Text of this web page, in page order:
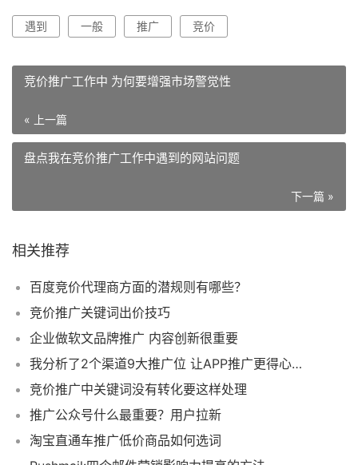
遇到 一般 推广 竞价
竞价推广工作中 为何要增强市场警觉性
« 上一篇
盘点我在竞价推广工作中遇到的网站问题
下一篇 »
相关推荐
百度竞价代理商方面的潜规则有哪些？
竞价推广关键词出价技巧
企业做软文品牌推广 内容创新很重要
我分析了2个渠道9大推广位 让APP推广更得心应手
竞价推广中关键词没有转化要这样处理
推广公众号什么最重要？用户拉新
淘宝直通车推广低价商品如何选词